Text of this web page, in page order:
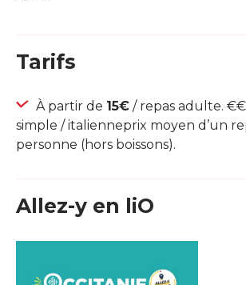
Tarifs
À partir de 15€ / repas adulte.
simple / italienneprix moyen d’un
personne (hors boissons).
Allez-y en liO